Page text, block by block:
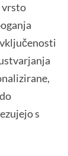
vrsto
s